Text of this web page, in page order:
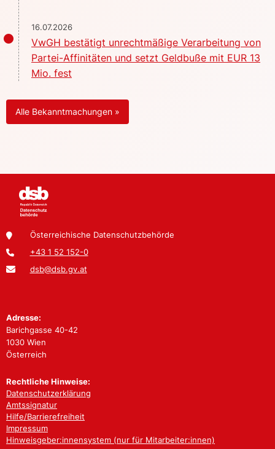
16.07.2026
VwGH bestätigt unrechtmäßige Verarbeitung von
Partei-Affinitäten und setzt Geldbuße mit EUR 13
Mio. fest
Alle Bekanntmachungen »
Österreichische Datenschutzbehörde
+43 1 52 152-0
dsb@dsb.gv.at
Adresse:
Barichgasse 40-42
1030 Wien
Österreich
Rechtliche Hinweise:
Datenschutzerklärung
Amtssignatur
Hilfe/Barrierefreiheit
Impressum
Hinweisgeber:innensystem (nur für Mitarbeiter:innen)